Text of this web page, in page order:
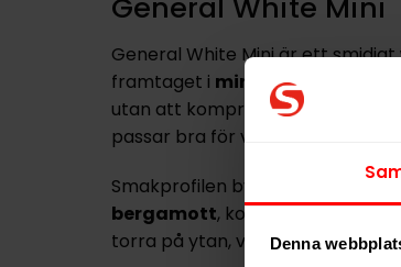
Denna
General White Mini är ett smidigt
framtaget i miniformat
utan att kompromissa med
passar bra för vardagligt bruk.
Smakprofilen bygger på en
bergamott, kompletterat av
torra på ytan, vilket gerlägre